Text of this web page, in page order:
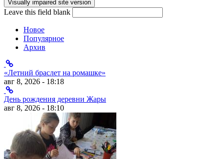
Leave this field blank
Новое
Популярное
Архив
«Летний браслет на ромашке»
авг 8, 2026 - 18:18
День рождения деревни Жары
авг 8, 2026 - 18:10